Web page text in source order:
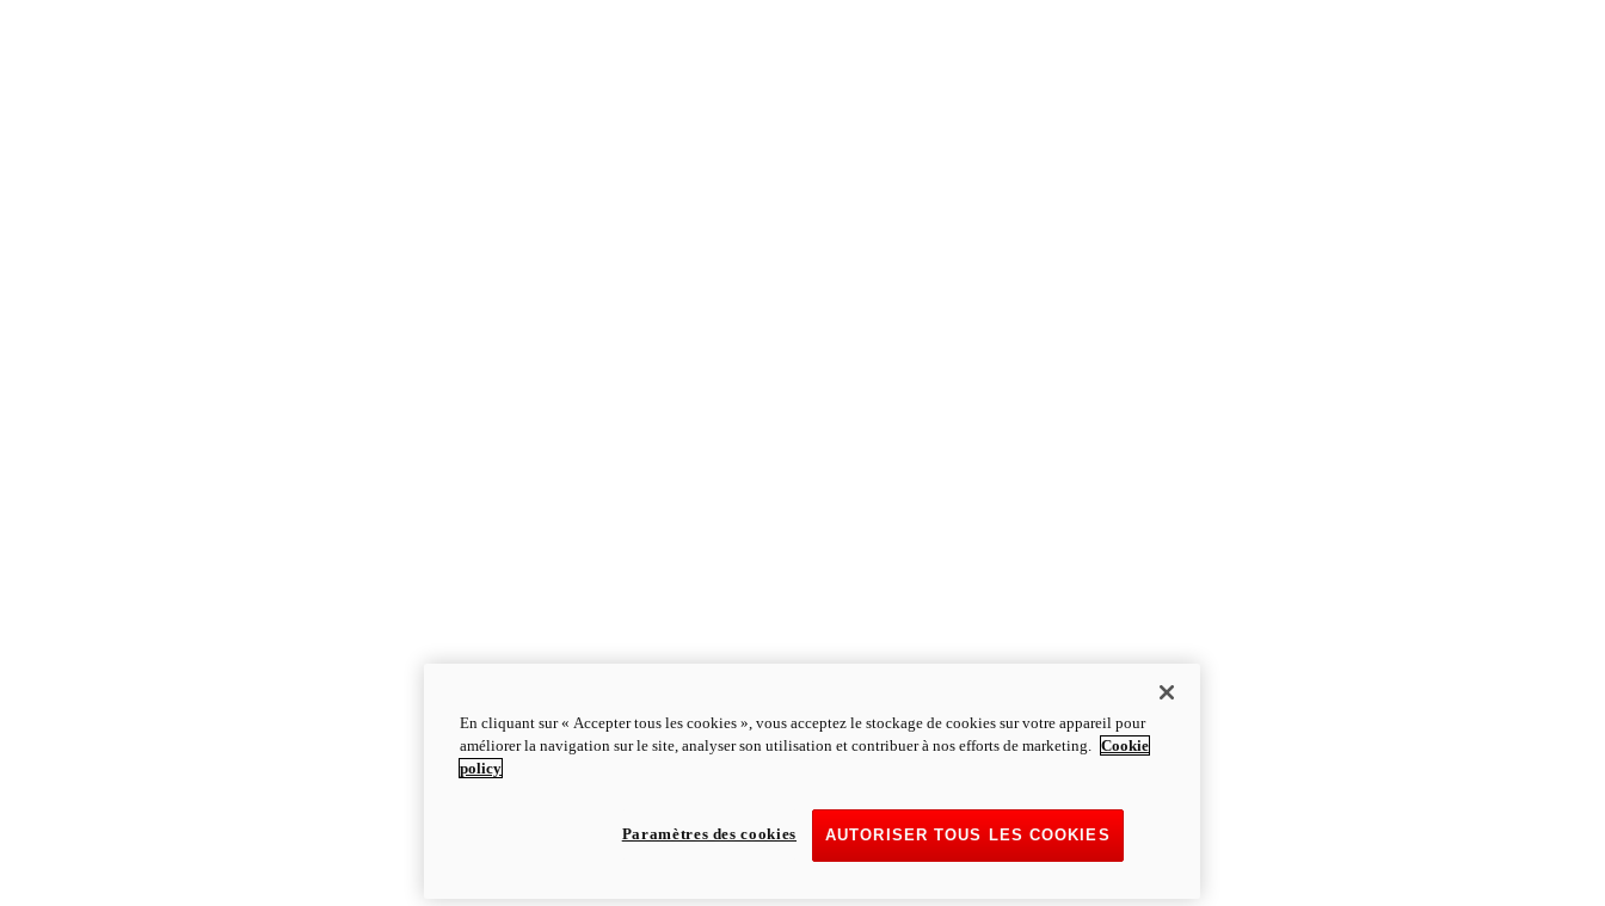
En cliquant sur « Accepter tous les cookies », vous acceptez le stockage de cookies sur votre appareil pour
améliorer la navigation sur le site, analyser son utilisation et contribuer à nos efforts de marketing. Cookie
policy
AUTORISER TOUS LES COOKIES
Paramètres des cookies